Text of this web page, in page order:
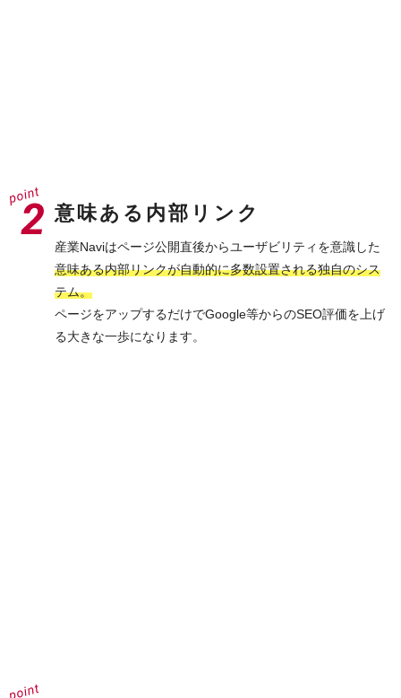
意味ある内部リンク
産業Naviはページ公開直後からユーザビリティを意識した
意味ある内部リンクが自動的に多数設置される独自のシス
テム。
ページをアップするだけでGoogle等からのSEO評価を上げ
る大きな一歩になります。